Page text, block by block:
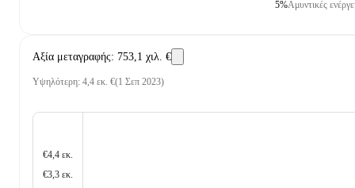
Αμυντικές
5%
Αξία μεταγραφής: 753,1 χιλ. €
Υψηλότερη: 4,4 εκ. €(1 Σεπ 2023)
€4,4 εκ.
€3,3 εκ.